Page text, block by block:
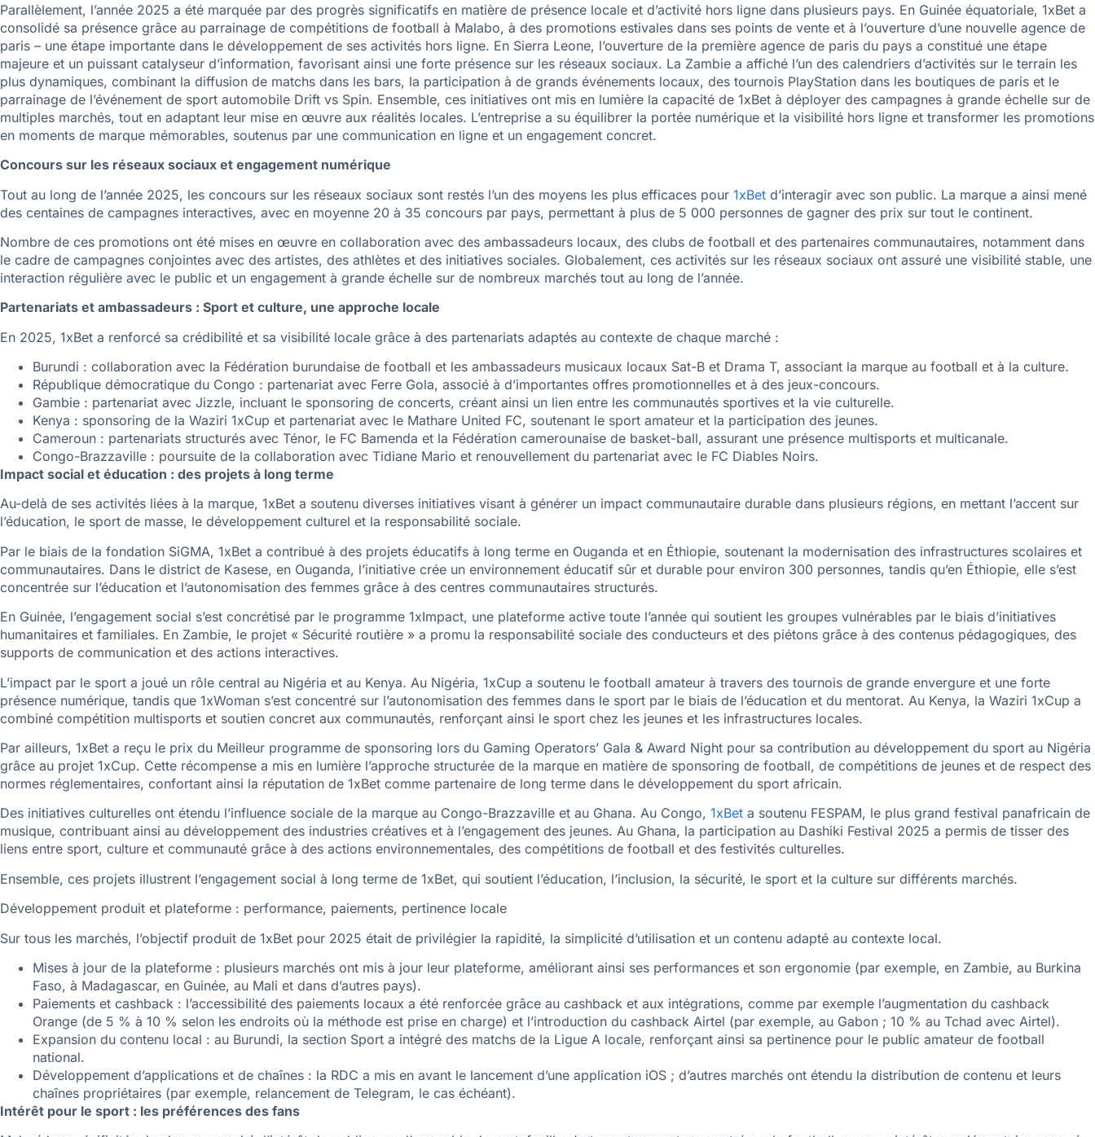
Parallèlement, l’année 2025 a été marquée par des progrès significatifs en matière de présence locale et d’activité hors ligne dans plusieurs pays. En Guinée équatoriale, 1xBet a
consolidé sa présence grâce au parrainage de compétitions de football à Malabo, à des promotions estivales dans ses points de vente et à l’ouverture d’une nouvelle agence de
paris – une étape importante dans le développement de ses activités hors ligne. En Sierra Leone, l’ouverture de la première agence de paris du pays a constitué une étape
majeure et un puissant catalyseur d’information, favorisant ainsi une forte présence sur les réseaux sociaux. La Zambie a affiché l’un des calendriers d’activités sur le terrain les
plus dynamiques, combinant la diffusion de matchs dans les bars, la participation à de grands événements locaux, des tournois PlayStation dans les boutiques de paris et le
parrainage de l’événement de sport automobile Drift vs Spin. Ensemble, ces initiatives ont mis en lumière la capacité de 1xBet à déployer des campagnes à grande échelle sur de
multiples marchés, tout en adaptant leur mise en œuvre aux réalités locales. L’entreprise a su équilibrer la portée numérique et la visibilité hors ligne et transformer les promotions
en moments de marque mémorables, soutenus par une communication en ligne et un engagement concret.
Concours sur les réseaux sociaux et engagement numérique
Tout au long de l’année 2025, les concours sur les réseaux sociaux sont restés l’un des moyens les plus efficaces pour 1xBet d’interagir avec son public. La marque a ainsi mené
des centaines de campagnes interactives, avec en moyenne 20 à 35 concours par pays, permettant à plus de 5 000 personnes de gagner des prix sur tout le continent.
Nombre de ces promotions ont été mises en œuvre en collaboration avec des ambassadeurs locaux, des clubs de football et des partenaires communautaires, notamment dans
le cadre de campagnes conjointes avec des artistes, des athlètes et des initiatives sociales. Globalement, ces activités sur les réseaux sociaux ont assuré une visibilité stable, une
interaction régulière avec le public et un engagement à grande échelle sur de nombreux marchés tout au long de l’année.
Partenariats et ambassadeurs : Sport et culture, une approche locale
En 2025, 1xBet a renforcé sa crédibilité et sa visibilité locale grâce à des partenariats adaptés au contexte de chaque marché :
Burundi : collaboration avec la Fédération burundaise de football et les ambassadeurs musicaux locaux Sat-B et Drama T, associant la marque au football et à la culture.
République démocratique du Congo : partenariat avec Ferre Gola, associé à d’importantes offres promotionnelles et à des jeux-concours.
Gambie : partenariat avec Jizzle, incluant le sponsoring de concerts, créant ainsi un lien entre les communautés sportives et la vie culturelle.
Kenya : sponsoring de la Waziri 1xCup et partenariat avec le Mathare United FC, soutenant le sport amateur et la participation des jeunes.
Cameroun : partenariats structurés avec Ténor, le FC Bamenda et la Fédération camerounaise de basket-ball, assurant une présence multisports et multicanale.
Congo-Brazzaville : poursuite de la collaboration avec Tidiane Mario et renouvellement du partenariat avec le FC Diables Noirs.
Impact social et éducation : des projets à long terme
Au-delà de ses activités liées à la marque, 1xBet a soutenu diverses initiatives visant à générer un impact communautaire durable dans plusieurs régions, en mettant l’accent sur
l’éducation, le sport de masse, le développement culturel et la responsabilité sociale.
Par le biais de la fondation SiGMA, 1xBet a contribué à des projets éducatifs à long terme en Ouganda et en Éthiopie, soutenant la modernisation des infrastructures scolaires et
communautaires. Dans le district de Kasese, en Ouganda, l’initiative crée un environnement éducatif sûr et durable pour environ 300 personnes, tandis qu’en Éthiopie, elle s’est
concentrée sur l’éducation et l’autonomisation des femmes grâce à des centres communautaires structurés.
En Guinée, l’engagement social s’est concrétisé par le programme 1xImpact, une plateforme active toute l’année qui soutient les groupes vulnérables par le biais d’initiatives
humanitaires et familiales. En Zambie, le projet « Sécurité routière » a promu la responsabilité sociale des conducteurs et des piétons grâce à des contenus pédagogiques, des
supports de communication et des actions interactives.
L’impact par le sport a joué un rôle central au Nigéria et au Kenya. Au Nigéria, 1xCup a soutenu le football amateur à travers des tournois de grande envergure et une forte
présence numérique, tandis que 1xWoman s’est concentré sur l’autonomisation des femmes dans le sport par le biais de l’éducation et du mentorat. Au Kenya, la Waziri 1xCup a
combiné compétition multisports et soutien concret aux communautés, renforçant ainsi le sport chez les jeunes et les infrastructures locales.
Par ailleurs, 1xBet a reçu le prix du Meilleur programme de sponsoring lors du Gaming Operators’ Gala & Award Night pour sa contribution au développement du sport au Nigéria
grâce au projet 1xCup. Cette récompense a mis en lumière l’approche structurée de la marque en matière de sponsoring de football, de compétitions de jeunes et de respect des
normes réglementaires, confortant ainsi la réputation de 1xBet comme partenaire de long terme dans le développement du sport africain.
Des initiatives culturelles ont étendu l’influence sociale de la marque au Congo-Brazzaville et au Ghana. Au Congo, 1xBet a soutenu FESPAM, le plus grand festival panafricain de
musique, contribuant ainsi au développement des industries créatives et à l’engagement des jeunes. Au Ghana, la participation au Dashiki Festival 2025 a permis de tisser des
liens entre sport, culture et communauté grâce à des actions environnementales, des compétitions de football et des festivités culturelles.
Ensemble, ces projets illustrent l’engagement social à long terme de 1xBet, qui soutient l’éducation, l’inclusion, la sécurité, le sport et la culture sur différents marchés.
Développement produit et plateforme : performance, paiements, pertinence locale
Sur tous les marchés, l’objectif produit de 1xBet pour 2025 était de privilégier la rapidité, la simplicité d’utilisation et un contenu adapté au contexte local.
Mises à jour de la plateforme : plusieurs marchés ont mis à jour leur plateforme, améliorant ainsi ses performances et son ergonomie (par exemple, en Zambie, au Burkina
Faso, à Madagascar, en Guinée, au Mali et dans d’autres pays).
Paiements et cashback : l’accessibilité des paiements locaux a été renforcée grâce au cashback et aux intégrations, comme par exemple l’augmentation du cashback
Orange (de 5 % à 10 % selon les endroits où la méthode est prise en charge) et l’introduction du cashback Airtel (par exemple, au Gabon ; 10 % au Tchad avec Airtel).
Expansion du contenu local : au Burundi, la section Sport a intégré des matchs de la Ligue A locale, renforçant ainsi sa pertinence pour le public amateur de football
national.
Développement d’applications et de chaînes : la RDC a mis en avant le lancement d’une application iOS ; d’autres marchés ont étendu la distribution de contenu et leurs
chaînes propriétaires (par exemple, relancement de Telegram, le cas échéant).
Intérêt pour le sport : les préférences des fans